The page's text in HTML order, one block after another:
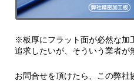
※板厚にフラット面が必然な加
追求したいが、そういう業者が
お問合せを頂けたら、この弊社